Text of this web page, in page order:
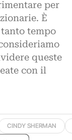
per
È
tempo
queste
con il
CINDY SHERMAN